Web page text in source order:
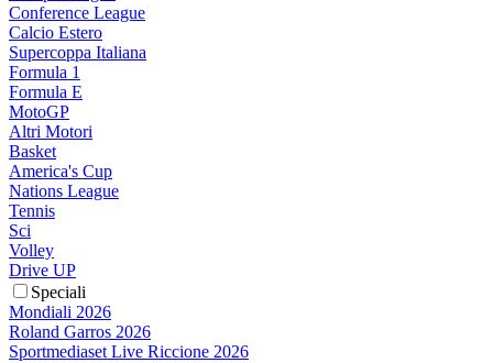
Conference League
Calcio Estero
Supercoppa Italiana
Formula 1
Formula E
MotoGP
Altri Motori
Basket
America's Cup
Nations League
Tennis
Sci
Volley
Drive UP
Speciali
Mondiali 2026
Roland Garros 2026
Sportmediaset Live Riccione 2026